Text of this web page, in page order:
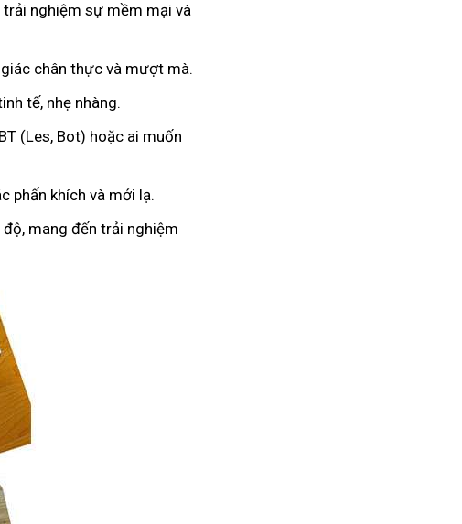
nghiệm sự mềm mại và
chân thực và mượt mà.
tế, nhẹ nhàng.
(Les, Bot) hoặc ai muốn
phấn khích và mới lạ.
mang đến trải nghiệm